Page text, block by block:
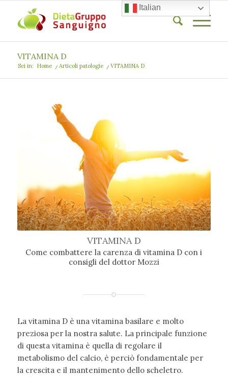
VITAMINA D
Sei in: Home / Articoli patologie / VITAMINA D
VITAMINA D
Come combattere la carenza di vitamina D con i
consigli del dottor Mozzi
La vitamina D è una vitamina basilare e molto
preziosa per la nostra salute. La principale funzione
di questa vitamina è quella di regolare il
metabolismo del calcio, è perciò fondamentale per
la crescita e il mantenimento dello scheletro.
Italian